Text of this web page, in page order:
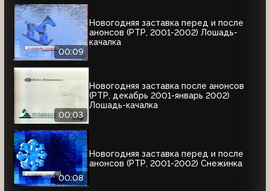
00:09
Новогодняя заставка перед и после
анонсов (РТР, 2001-2002) Лошадь-
качалка
00:03
Новогодняя заставка после анонсов
(РТР, декабрь 2001-январь 2002)
Лошадь-качалка
00:08
Новогодняя заставка перед и после
анонсов (РТР, 2001-2002) Снежинка